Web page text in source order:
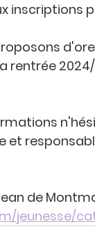
inscriptions
rentrée
de
jeunesse/